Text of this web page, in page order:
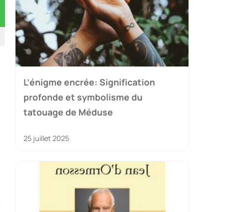
L’énigme encrée: Signification
profonde et symbolisme du
tatouage de Méduse
25 juillet 2025